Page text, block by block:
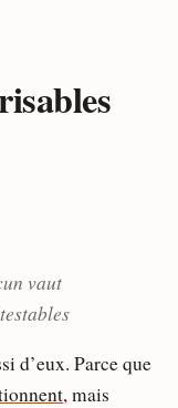
vaut
d’eux. Parce que
, mais